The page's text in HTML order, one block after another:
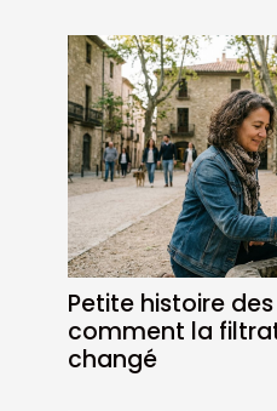
Petite histoire
comment la
changé